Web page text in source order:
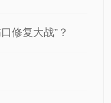
修复大战”？